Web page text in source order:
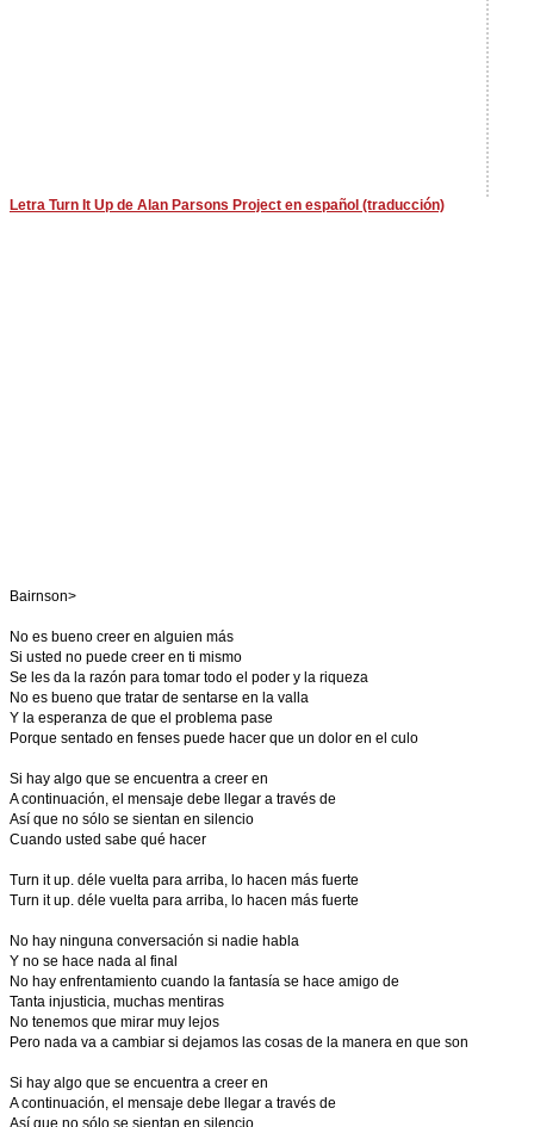
Letra Turn It Up de Alan Parsons Project en español (traducción)
Bairnson>
No es bueno creer en alguien más
Si usted no puede creer en ti mismo
Se les da la razón para tomar todo el poder y la riqueza
No es bueno que tratar de sentarse en la valla
Y la esperanza de que el problema pase
Porque sentado en fenses puede hacer que un dolor en el culo
Si hay algo que se encuentra a creer en
A continuación, el mensaje debe llegar a través de
Así que no sólo se sientan en silencio
Cuando usted sabe qué hacer
Turn it up. déle vuelta para arriba, lo hacen más fuerte
Turn it up. déle vuelta para arriba, lo hacen más fuerte
No hay ninguna conversación si nadie habla
Y no se hace nada al final
No hay enfrentamiento cuando la fantasía se hace amigo de
Tanta injusticia, muchas mentiras
No tenemos que mirar muy lejos
Pero nada va a cambiar si dejamos las cosas de la manera en que son
Si hay algo que se encuentra a creer en
A continuación, el mensaje debe llegar a través de
Así que no sólo se sientan en silencio